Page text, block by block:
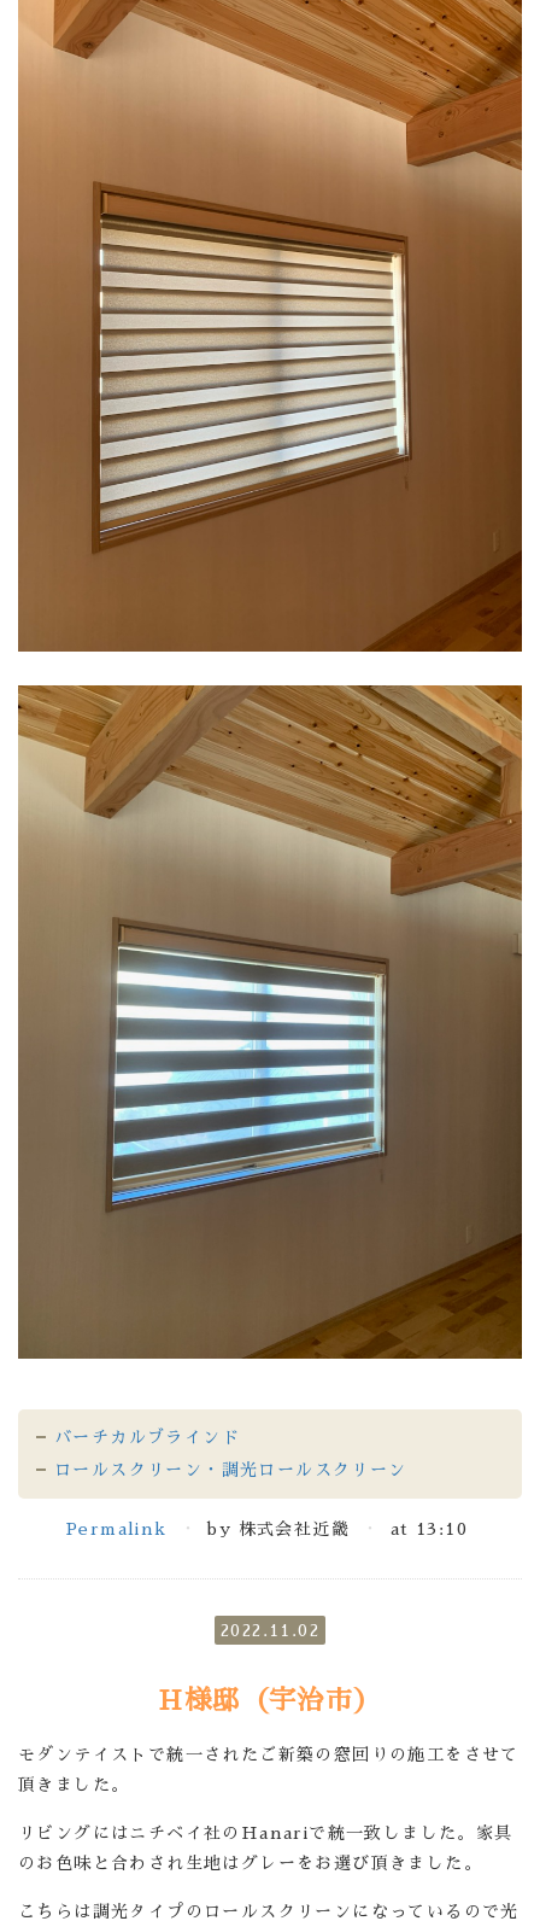
バーチカルブラインド
ロールスクリーン・調光ロールスクリーン
Permalink by 株式会社近畿 at 13:10
2022.11.02
H様邸（宇治市）
モダンテイストで統一されたご新築の窓回りの施工をさせて
頂きました。
リビングにはニチベイ社のHanariで統一致しました。家具
のお色味と合わされ生地はグレーをお選び頂きました。
こちらは調光タイプのロールスクリーンになっているので光